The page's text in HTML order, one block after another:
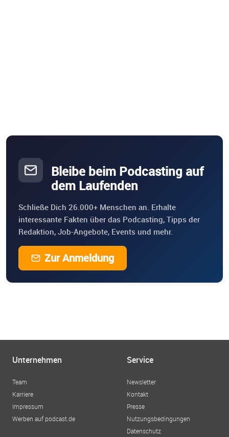
Bleibe beim Podcasting auf
dem Laufenden
Schließe Dich 26.000+ Menschen an. Erhalte
interessante Fakten über das Podcasting, Tipps der
Redaktion, Job-Angebote, Events und mehr.
Zur Anmeldung
Unternehmen
Team
Karriere
Impressum
Werben auf podcast.de
Service
Newsletter
Kontakt
Presse
Nutzungsbedingungen
Datenschutz